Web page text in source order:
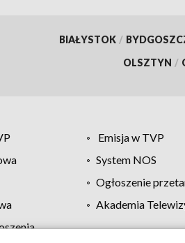
BIAŁYSTOK /
OLSZTYN /
Emisja w TVP
System NOS
Ogłoszenie
Akademia